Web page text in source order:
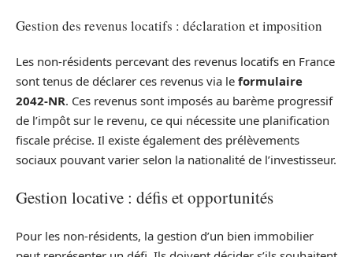
Gestion des revenus locatifs : déclaration et imposition
Les non-résidents percevant des revenus locatifs en France
sont tenus de déclarer ces revenus via le formulaire
2042-NR. Ces revenus sont imposés au barème progressif
de l’impôt sur le revenu, ce qui nécessite une planification
fiscale précise. Il existe également des prélèvements
sociaux pouvant varier selon la nationalité de l’investisseur.
Gestion locative : défis et opportunités
Pour les non-résidents, la gestion d’un bien immobilier